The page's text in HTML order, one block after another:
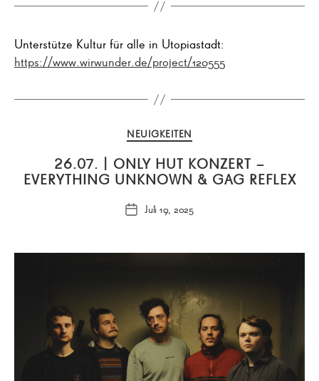
Unterstütze Kultur für alle in Utopiastadt:
https://www.wirwunder.de/project/120555
Kategorien
NEUIGKEITEN
26.07. | ONLY HUT KONZERT –
EVERYTHING UNKNOWN & GAG REFLEX
Veröffentlichungsdatum
Juli 19, 2025